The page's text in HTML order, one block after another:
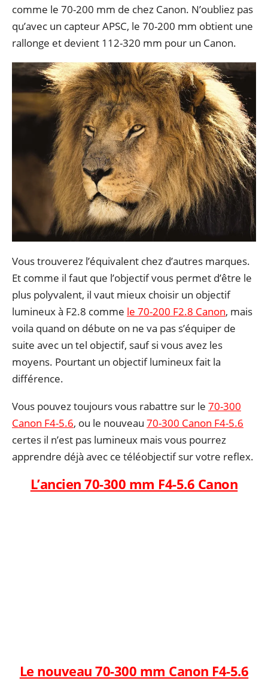
comme le 70-200 mm de chez Canon. N’oubliez pas
qu’avec un capteur APSC, le 70-200 mm obtient une
rallonge et devient 112-320 mm pour un Canon.
Vous trouverez l’équivalent chez d’autres marques.
Et comme il faut que l’objectif vous permet d’être le
plus polyvalent, il vaut mieux choisir un objectif
lumineux à F2.8 comme le 70-200 F2.8 Canon, mais
voila quand on débute on ne va pas s’équiper de
suite avec un tel objectif, sauf si vous avez les
moyens. Pourtant un objectif lumineux fait la
différence.
Vous pouvez toujours vous rabattre sur le 70-300
Canon F4-5.6, ou le nouveau 70-300 Canon F4-5.6
certes il n’est pas lumineux mais vous pourrez
apprendre déjà avec ce téléobjectif sur votre reflex.
L’ancien 70-300 mm F4-5.6 Canon
Le nouveau 70-300 mm Canon F4-5.6